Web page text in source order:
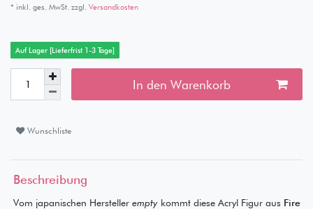
* inkl. ges. MwSt. zzgl. Versandkosten
Auf Lager [Lieferfrist 1-3 Tage]
In den Warenkorb
Wunschliste
Beschreibung
Vom japanischen Hersteller emptykommt diese Acryl Figur aus Fire